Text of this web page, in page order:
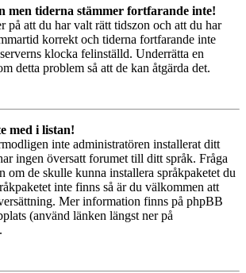
men tiderna stämmer fortfarande inte!
på att du har valt rätt tidszon och att du har
korrekt och tiderna fortfarande inte
klocka felinställd. Underrätta en
detta problem så att de kan åtgärda det.
med i listan!
inte administratören installerat ditt
ingen översatt forumet till ditt språk. Fråga
om de skulle kunna installera språkpaketet du
inte finns så är du välkommen att
Mer information finns på phpBB
(använd länken längst ner på